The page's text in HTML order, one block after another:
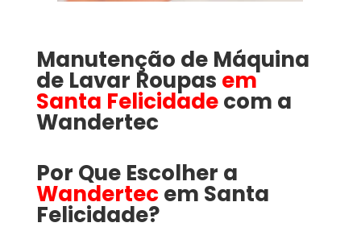
Manutenção de Máquina
de Lavar Roupas em
Santa Felicidadecom a
Wandertec
Por Que Escolher a
Wandertec em Santa
Felicidade​​​?